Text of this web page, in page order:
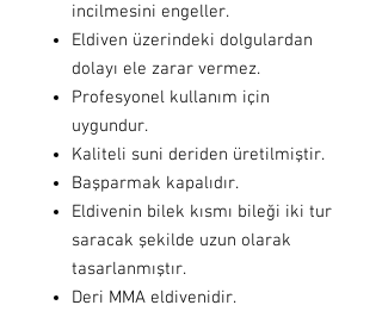
incilmesini engeller.
Eldiven üzerindeki dolgulardan
dolayı ele zarar vermez.
Profesyonel kullanım için
uygundur.
Kaliteli suni deriden üretilmiştir.
Başparmak kapalıdır.
Eldivenin bilek kısmı bileği iki tur
saracak şekilde uzun olarak
tasarlanmıştır.
Deri MMA eldivenidir.